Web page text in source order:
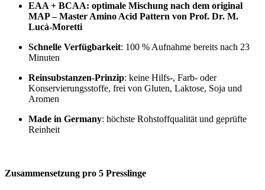
EAA + BCAA: optimale Mischung nach dem original
MAP – Master Amino Acid Pattern von Prof. Dr. M.
Lucà-Moretti
Schnelle Verfügbarkeit: 100 % Aufnahme bereits nach 23
Minuten
Reinsubstanzen-Prinzip: keine Hilfs-, Farb- oder
Konservierungsstoffe, frei von Gluten, Laktose, Soja und
Aromen
Made in Germany: höchste Rohstoffqualität und geprüfte
Reinheit
Zusammensetzung pro 5 Presslinge